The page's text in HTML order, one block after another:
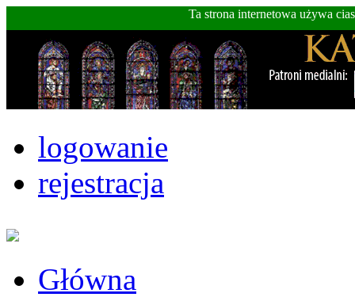
Ta strona internetowa używa
logowanie
rejestracja
Główna